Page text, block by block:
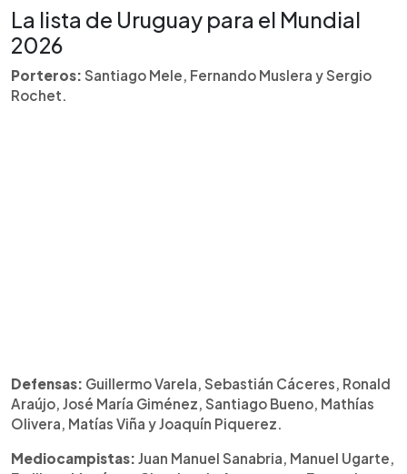
La lista de Uruguay para el Mundial
2026
Porteros: Santiago Mele, Fernando Muslera y Sergio
Rochet.
Defensas: Guillermo Varela, Sebastián Cáceres, Ronald
Araújo, José María Giménez, Santiago Bueno, Mathías
Olivera, Matías Viña y Joaquín Piquerez.
Mediocampistas: Juan Manuel Sanabria, Manuel Ugarte,